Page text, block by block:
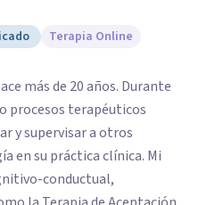
Terapia Online
más de 20 años. Durante
procesos terapéuticos
y supervisar a otros
en su práctica clínica. Mi
conductual,